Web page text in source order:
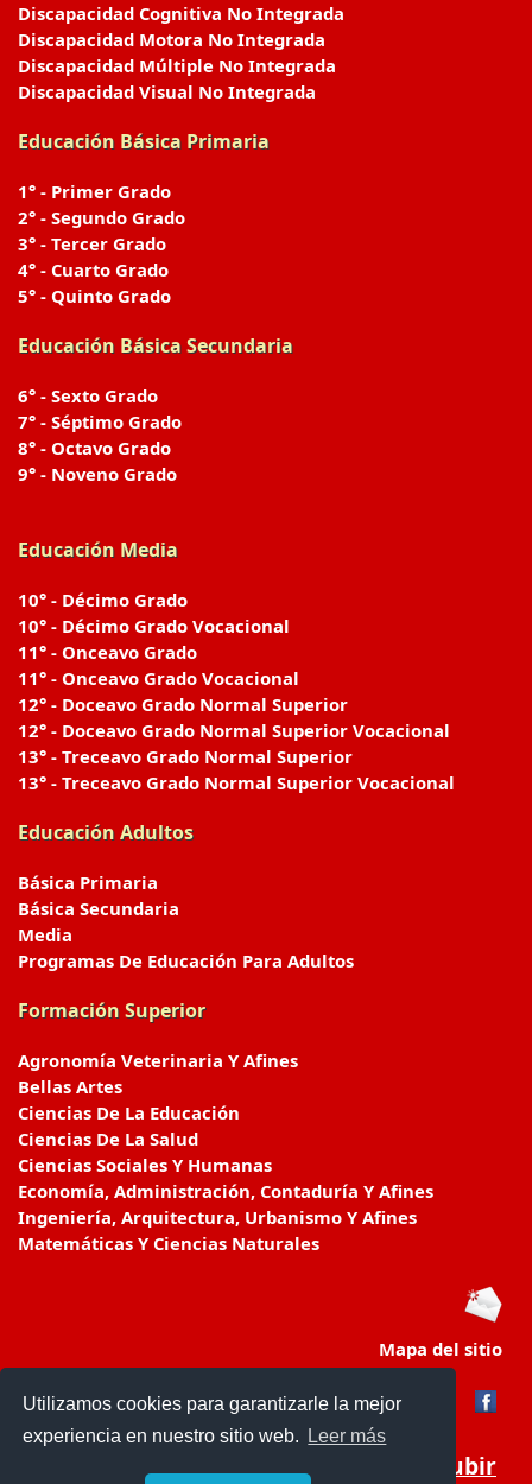
Utilizamos cookies para garantizarle la mejor
experiencia en nuestro sitio web.
Leer más
Discapacidad Cognitiva No Integrada
Discapacidad Motora No Integrada
Discapacidad Múltiple No Integrada
Discapacidad Visual No Integrada
Educación Básica Primaria
1° - Primer Grado
2° - Segundo Grado
3° - Tercer Grado
4° - Cuarto Grado
5° - Quinto Grado
Educación Básica Secundaria
6° - Sexto Grado
7° - Séptimo Grado
8° - Octavo Grado
9° - Noveno Grado
Educación Media
10° - Décimo Grado
10° - Décimo Grado Vocacional
11° - Onceavo Grado
11° - Onceavo Grado Vocacional
12° - Doceavo Grado Normal Superior
12° - Doceavo Grado Normal Superior Vocacional
13° - Treceavo Grado Normal Superior
13° - Treceavo Grado Normal Superior Vocacional
Educación Adultos
Básica Primaria
Básica Secundaria
Media
Programas De Educación Para Adultos
Formación Superior
Agronomía Veterinaria Y Afines
Bellas Artes
Ciencias De La Educación
Ciencias De La Salud
Ciencias Sociales Y Humanas
Economía, Administración, Contaduría Y Afines
Ingeniería, Arquitectura, Urbanismo Y Afines
Matemáticas Y Ciencias Naturales
Mapa del sitio
Subir